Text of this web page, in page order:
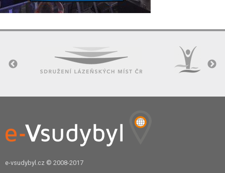
e-vsudybyl.cz © 2008-2017